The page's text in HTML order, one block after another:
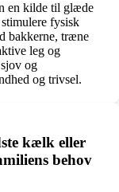
en kilde til glæde
fysisk
bakkerne, træne
leg og
og
og trivsel.
kælk eller
behov